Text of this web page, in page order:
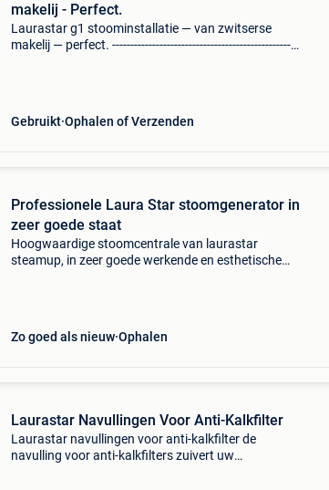
makelij - Perfect.
Laurastar g1 stoominstallatie — van zwitserse
makelij — perfect. ---------------------------------------------------
Gebruikt Ophalen of Verzenden
Professionele Laura Star stoomgenerator in
zeer goede staat
Hoogwaardige stoomcentrale van laurastar
steamup, in zeer goede werkende en esthetische
Zo goed als nieuw Ophalen
Laurastar Navullingen Voor Anti-Kalkfilter
Laurastar navullingen voor anti-kalkfilter de
navulling voor anti-kalkfilters zuivert uw